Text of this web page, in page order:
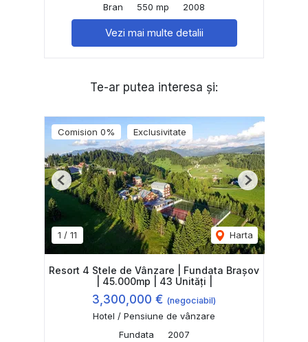
Bran
550 mp 2008
Vezi mai multe detalii
Te-ar putea interesa și:
Comision 0% Exclusivitate
1 / 11 Harta
Previous Next
Resort 4 Stele de Vânzare | Fundata Brașov
| 45.000mp | 43 Unități |
3,300,000 € (negociabil)
Hotel / Pensiune de vânzare
Fundata
2007